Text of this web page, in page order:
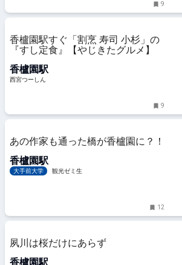
9
香櫨園駅すぐ「割烹 寿司 小杉」の
『すし定食』【やじきたグルメ】
香櫨園駅
西宮つーしん
9
あの作家も通った橋が香櫨園に？！
香櫨園駅
大手前大学 観光ゼミ生
12
夙川は桜だけにあらず
香櫨園駅